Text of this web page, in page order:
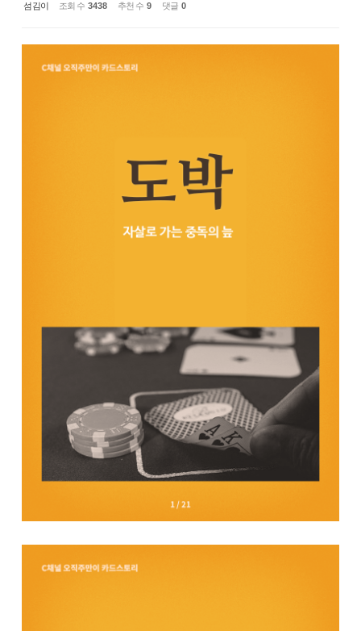
섬김이 조회 수 3438 추천 수 9 댓글 0